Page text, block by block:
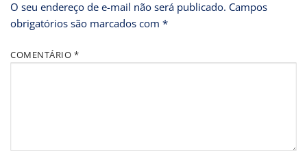
O seu endereço de e-mail não será publicado. Campos
obrigatórios são marcados com *
COMENTÁRIO *